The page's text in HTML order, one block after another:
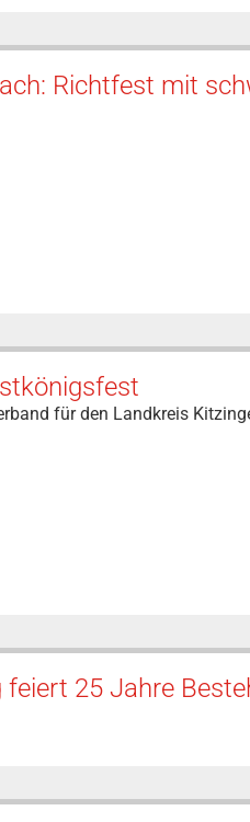
Richtfest mit
für den Landkreis
25 Jahre